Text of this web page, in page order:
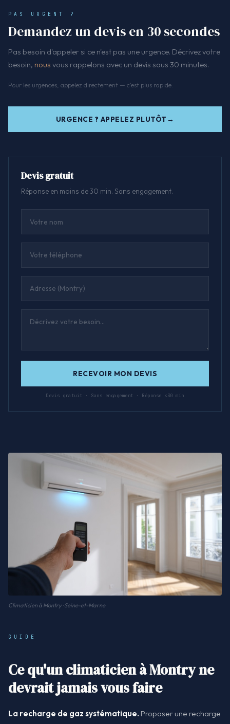
PAS URGENT ?
Demandez un devis en 30 secondes
Pas besoin d'appeler si ce n'est pas une urgence. Décrivez votre
besoin, nous vous rappelons avec un devis sous 30 minutes.
Pour les urgences, appelez directement — c'est plus rapide.
URGENCE ? APPELEZ PLUTÔT
Devis gratuit
Réponse en moins de 30 min. Sans engagement.
RECEVOIR MON DEVIS
Devis gratuit · Sans engagement · Réponse <30 min
Climaticien à Montry · Seine-et-Marne
GUIDE
Ce qu'un climaticien à Montry ne
devrait jamais vous faire
La recharge de gaz systématique. Proposer une recharge